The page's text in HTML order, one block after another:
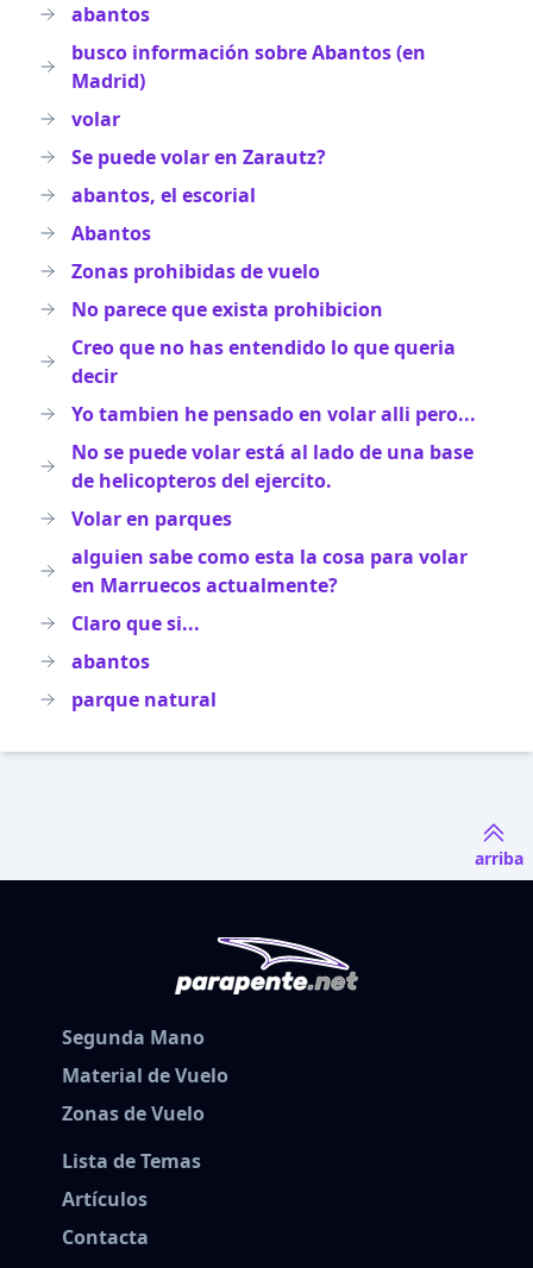
abantos
busco información sobre Abantos (en
Madrid)
volar
Se puede volar en Zarautz?
abantos, el escorial
Abantos
Zonas prohibidas de vuelo
No parece que exista prohibicion
Creo que no has entendido lo que queria
decir
Yo tambien he pensado en volar alli pero...
No se puede volar está al lado de una base
de helicopteros del ejercito.
Volar en parques
alguien sabe como esta la cosa para volar
en Marruecos actualmente?
Claro que si...
abantos
parque natural
arriba
Segunda Mano
Material de Vuelo
Zonas de Vuelo
Lista de Temas
Artículos
Contacta